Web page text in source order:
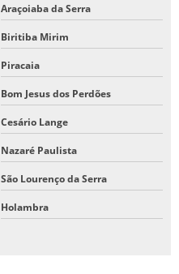
Araçoiaba da Serra
Biritiba Mirim
Piracaia
Bom Jesus dos Perdões
Cesário Lange
Nazaré Paulista
São Lourenço da Serra
Holambra